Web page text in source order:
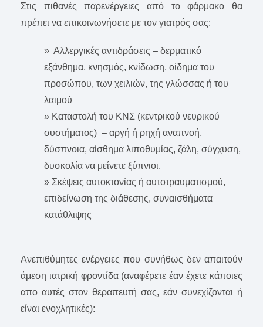
Στις πιθανές παρενέργειες από το φάρμακο θα
πρέπει να επικοινωνήσετε με τον γιατρός σας:
» Αλλεργικές αντιδράσεις – δερματικό
εξάνθημα, κνησμός, κνίδωση, οίδημα του
προσώπου, των χειλιών, της γλώσσας ή του
λαιμού
» Καταστολή του ΚΝΣ (κεντρικού νευρικού
συστήματος) – αργή ή ρηχή αναπνοή,
δύσπνοια, αίσθημα λιποθυμίας, ζάλη, σύγχυση,
δυσκολία να μείνετε ξύπνιοι.
» Σκέψεις αυτοκτονίας ή αυτοτραυματισμού,
επιδείνωση της διάθεσης, συναισθήματα
κατάθλιψης
Ανεπιθύμητες ενέργειες που συνήθως δεν απαιτούν
άμεση ιατρική φροντίδα (αναφέρετε έαν έχετε κάποιες
απο αυτές στον θεραπευτή σας, εάν συνεχίζονται ή
είναι ενοχλητικές):